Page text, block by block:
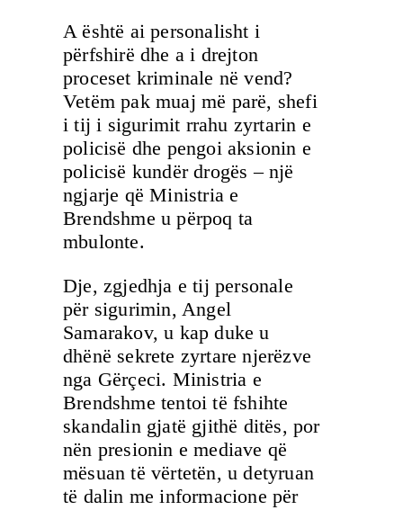
A është ai personalisht i
përfshirë dhe a i drejton
proceset kriminale në vend?
Vetëm pak muaj më parë, shefi
i tij i sigurimit rrahu zyrtarin e
policisë dhe pengoi aksionin e
policisë kundër drogës – një
ngjarje që Ministria e
Brendshme u përpoq ta
mbulonte.
Dje, zgjedhja e tij personale
për sigurimin, Angel
Samarakov, u kap duke u
dhënë sekrete zyrtare njerëzve
nga Gërçeci. Ministria e
Brendshme tentoi të fshihte
skandalin gjatë gjithë ditës, por
nën presionin e mediave që
mësuan të vërtetën, u detyruan
të dalin me informacione për